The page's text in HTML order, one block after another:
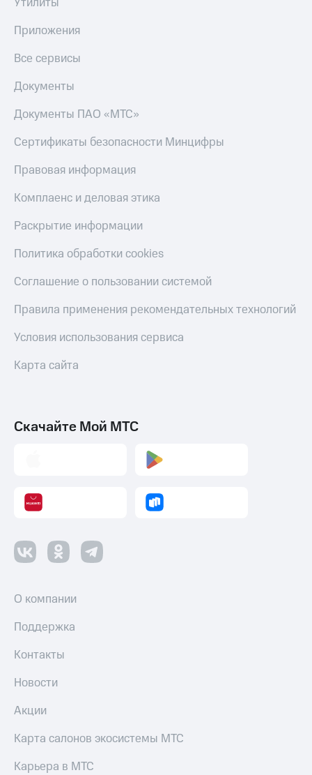
Приложения
Все сервисы
Документы
Документы ПАО «МТС»
Сертификаты безопасности Минцифры
Правовая информация
Комплаенс и деловая этика
Раскрытие информации
Политика обработки cookies
Соглашение о пользовании системой
Правила применения рекомендательных технологий
Условия использования сервиса
Карта сайта
Скачайте Мой МТС
О компании
Поддержка
Контакты
Новости
Акции
Карта салонов экосистемы МТС
Карьера в МТС